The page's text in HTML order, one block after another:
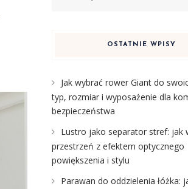
OSTATNIE WPISY
Jak wybrać rower Giant do
typ, rozmiar i wyposażenie dla
bezpieczeństwa
Lustro jako separator stref: jak
przestrzeń z efektem optycznego
powiększenia i stylu
Parawan do oddzielenia łóżka: